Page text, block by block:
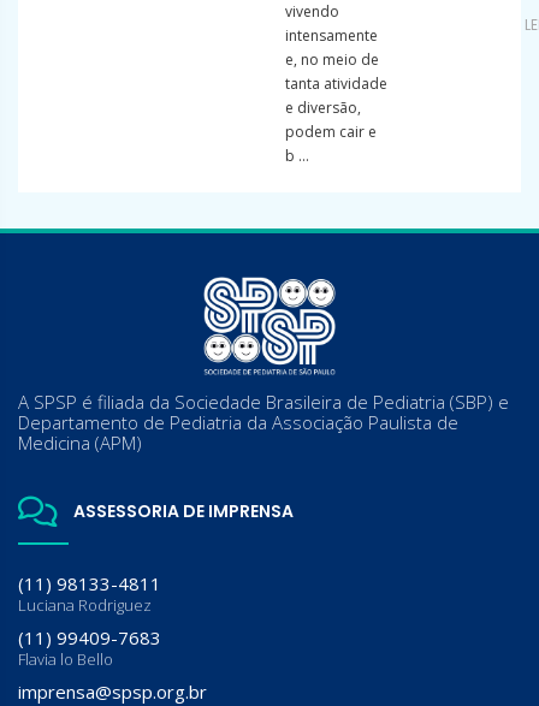
vivendo
intensamente
e, no meio de
tanta atividade
e diversão,
podem cair e
b ...
A SPSP é filiada da Sociedade Brasileira de Pediatria (SBP) e
Departamento de Pediatria da Associação Paulista de
Medicina (APM)
ASSESSORIA DE IMPRENSA
(11) 98133-4811
Luciana Rodriguez
(11) 99409-7683
Flavia lo Bello
imprensa@spsp.org.br